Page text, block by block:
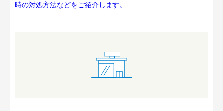
時の対処方法などをご紹介します。